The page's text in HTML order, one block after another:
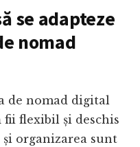
se adapteze
nomad
de nomad digital
fii flexibil și deschis
organizarea sunt